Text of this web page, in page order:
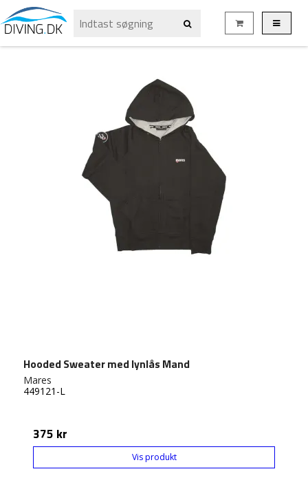
Hooded Sweater med lynlås Mand
Mares
449121-L
375 kr
Vis produkt